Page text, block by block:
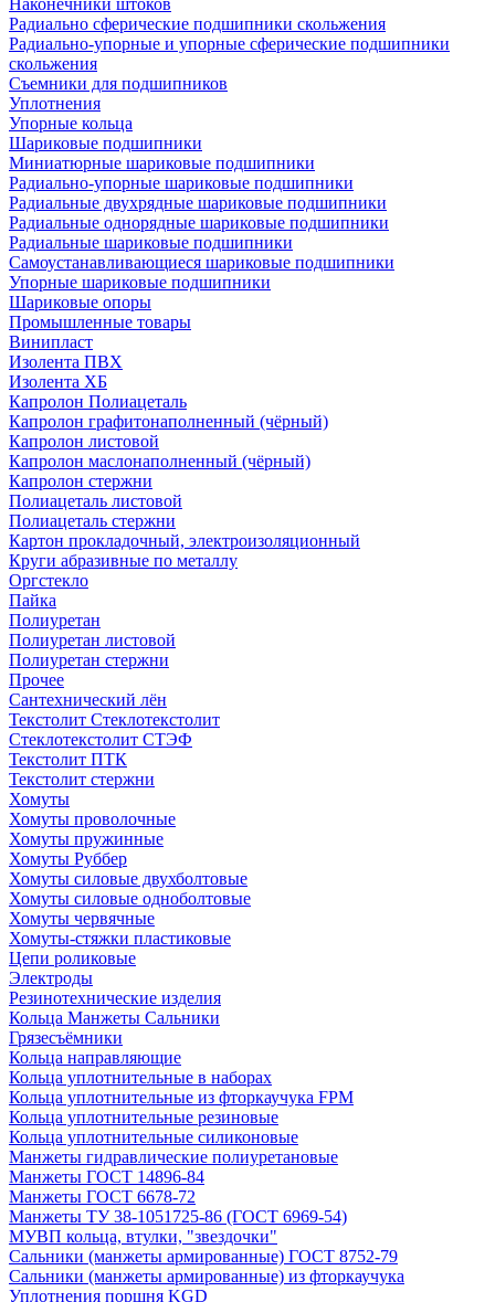
Наконечники штоков
Радиально сферические подшипники скольжения
Радиально-упорные и упорные сферические подшипники
скольжения
Съемники для подшипников
Уплотнения
Упорные кольца
Шариковые подшипники
Миниатюрные шариковые подшипники
Радиально-упорные шариковые подшипники
Радиальные двухрядные шариковые подшипники
Радиальные однорядные шариковые подшипники
Радиальные шариковые подшипники
Самоустанавливающиеся шариковые подшипники
Упорные шариковые подшипники
Шариковые опоры
Промышленные товары
Винипласт
Изолента ПВХ
Изолента ХБ
Капролон Полиацеталь
Капролон графитонаполненный (чёрный)
Капролон листовой
Капролон маслонаполненный (чёрный)
Капролон стержни
Полиацеталь листовой
Полиацеталь стержни
Картон прокладочный, электроизоляционный
Круги абразивные по металлу
Оргстекло
Пайка
Полиуретан
Полиуретан листовой
Полиуретан стержни
Прочее
Сантехнический лён
Текстолит Стеклотекстолит
Стеклотекстолит СТЭФ
Текстолит ПТК
Текстолит стержни
Хомуты
Хомуты проволочные
Хомуты пружинные
Хомуты Руббер
Хомуты силовые двухболтовые
Хомуты силовые одноболтовые
Хомуты червячные
Хомуты-стяжки пластиковые
Цепи роликовые
Электроды
Резинотехнические изделия
Кольца Манжеты Сальники
Грязесъёмники
Кольца направляющие
Кольца уплотнительные в наборах
Кольца уплотнительные из фторкаучука FPM
Кольца уплотнительные резиновые
Кольца уплотнительные силиконовые
Манжеты гидравлические полиуретановые
Манжеты ГОСТ 14896-84
Манжеты ГОСТ 6678-72
Манжеты ТУ 38-1051725-86 (ГОСТ 6969-54)
МУВП кольца, втулки, "звездочки"
Сальники (манжеты армированные) ГОСТ 8752-79
Сальники (манжеты армированные) из фторкаучука
Уплотнения поршня KGD